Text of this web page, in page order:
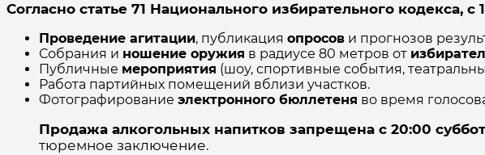
Согласно статье 71 Национального избирательного кодекса,
Проведение агитации, публикация опросов и прогнозов
Собрания и ношение оружия в радиусе 80 метров от
Публичные мероприятия (шоу, спортивные события,
Работа партийных помещений вблизи участков.
Фотографирование электронного бюллетеня во время
Продажа алкогольных напитков запрещена с 20:00
тюремное заключение.